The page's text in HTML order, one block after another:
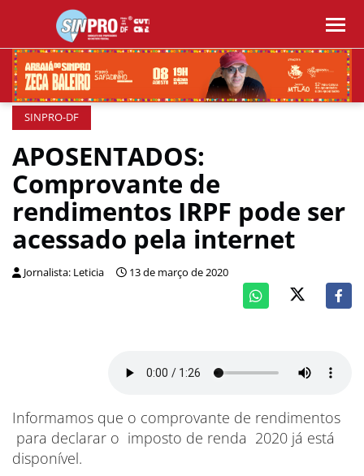
SINPRO-DF
APOSENTADOS:
Comprovante de
rendimentos IRPF pode ser
acessado pela internet
Jornalista: Leticia 13 de março de 2020
Informamos que o comprovante de rendimentos
para declarar o imposto de renda 2020 já está
disponível.